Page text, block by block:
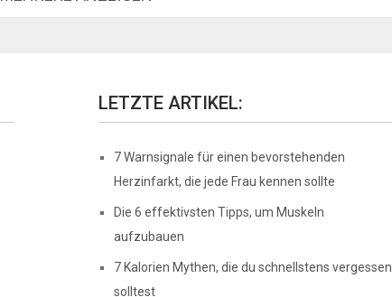
LETZTE ARTIKEL:
7 Warnsignale für einen bevorstehenden
Herzinfarkt, die jede Frau kennen sollte
Die 6 effektivsten Tipps, um Muskeln
aufzubauen
7 Kalorien Mythen, die du schnellstens vergessen
solltest